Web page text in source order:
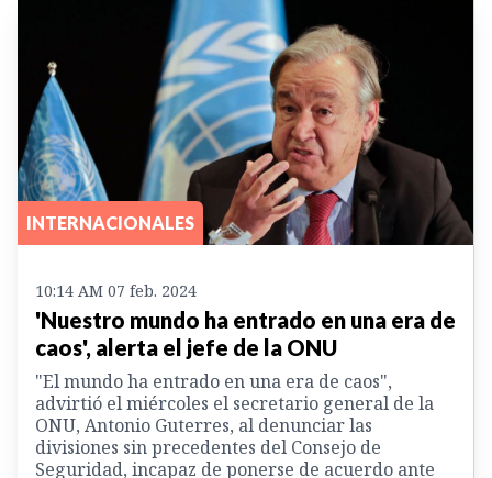
INTERNACIONALES
10:14 AM 07 feb. 2024
'Nuestro mundo ha entrado en una era de
caos', alerta el jefe de la ONU
"El mundo ha entrado en una era de caos",
advirtió el miércoles el secretario general de la
ONU, Antonio Guterres, al denunciar las
divisiones sin precedentes del Consejo de
Seguridad, incapaz de ponerse de acuerdo ante